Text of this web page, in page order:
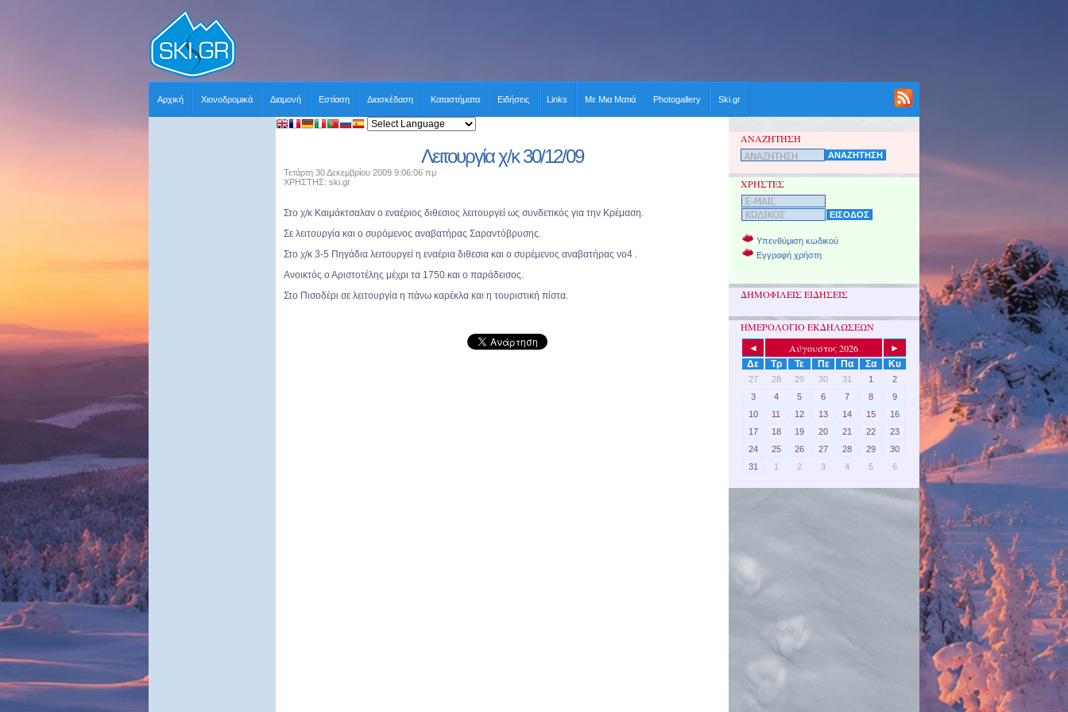
Αρχική Χιονοδρομικά Διαμονή Εστίαση Διασκέδαση Καταστήματα Ειδήσεις Links Με Μια Ματιά Photogallery Ski.gr
Λειτουργία χ/κ 30/12/09
Τετάρτη 30 Δεκεμβρίου 2009 9:06:06 πμ
ΧΡΗΣΤΗΣ: ski.gr
Στο χ/κ Καιμάκτσαλαν ο εναέριος διθεσιος λειτουργεί ως συνδετικός για την Κρέμαση.
Σε λειτουργία και ο συρόμενος αναβατήρας Σαραντόβρυσης.
Στο χ/κ 3-5 Πηγάδια λειτουργεί η εναέρια διθεσια και ο συρέμενος αναβατήρας νο4 .
Ανοικτός ο Αριστοτέλης μέχρι τα 1750 και ο παράδεισος.
Στο Πισοδέρι σε λειτουργία η πάνω καρέκλα και η τουριστική πίστα.
ΑΝΑΖΗΤΗΣΗ
ΧΡΗΣΤΕΣ
Υπενθύμιση κωδικού
Εγγραφή χρήστη
ΔΗΜΟΦΙΛΕΙΣ ΕΙΔΗΣΕΙΣ
ΗΜΕΡΟΛΟΓΙΟ ΕΚΔΗΛΩΣΕΩΝ
◄ Αύγουστος 2026
►
Δε
Τρ Τε Πε Πα Σα Κυ
27 28 29 30 31 1
2
3
4 5 6 7 8
9
10
11 12 13 14 15
16
17
18 19 20 21 22
23
24
25 26 27 28 29
30
31
1 2 3 4 5 6